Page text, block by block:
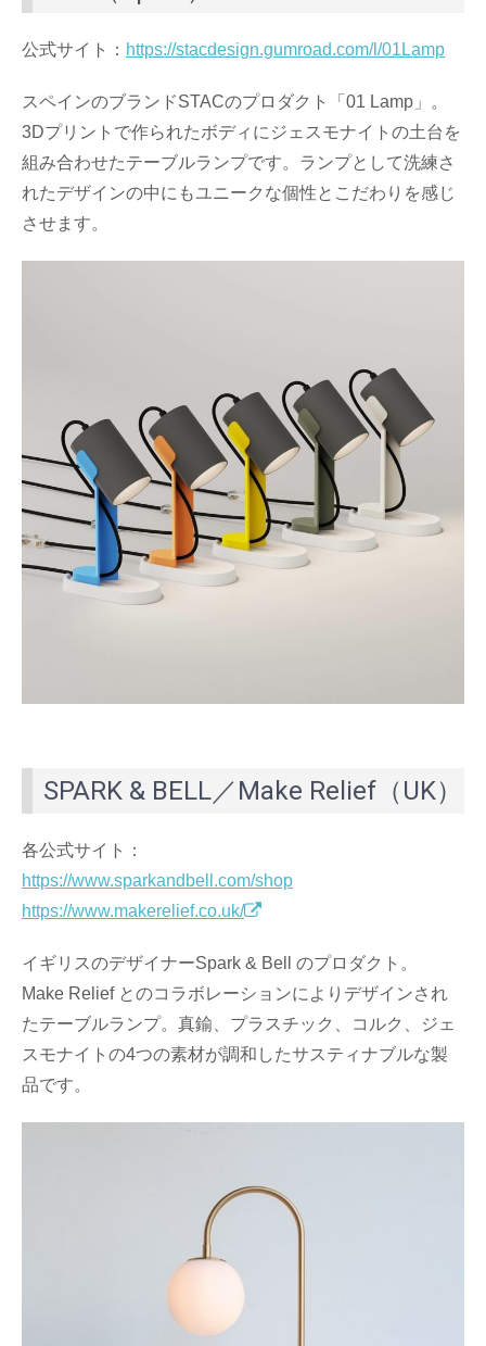
公式サイト： https://stacdesign.gumroad.com/l/01Lamp
スペインのブランドSTACのプロダクト「01 Lamp」。
3Dプリントで作られたボディにジェスモナイトの土台を
組み合わせたテーブルランプです。ランプとして洗練さ
れたデザインの中にもユニークな個性とこだわりを感じ
させます。
SPARK & BELL／Make Relief（UK）
各公式サイト：
https://www.sparkandbell.com/shop
https://www.makerelief.co.uk/
イギリスのデザイナーSpark & Bell のプロダクト。
Make Relief とのコラボレーションによりデザインされ
たテーブルランプ。真鍮、プラスチック、コルク、ジェ
スモナイトの4つの素材が調和したサスティナブルな製
品です。